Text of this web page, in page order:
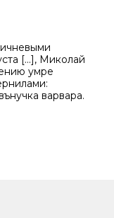
[...], Миколай
умре
варвара.